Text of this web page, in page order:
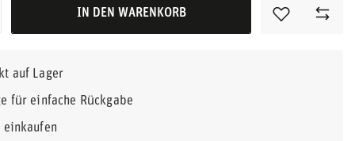
IN DEN WARENKORB
auf Lager
für einfache Rückgabe
einkaufen